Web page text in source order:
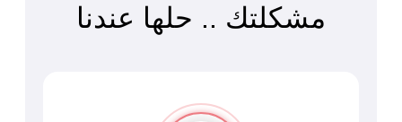
مشكلتك .. حلها عندنا